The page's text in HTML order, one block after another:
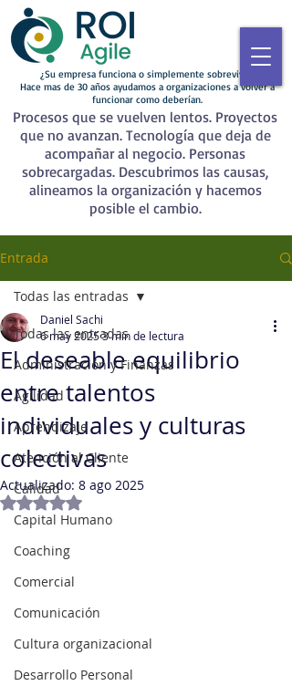
¿Su empresa funciona o simplemente sobrevive?
Hace mas de 30 años ayudamos a organizaciones a volver a
funcionar como deberían.
Procesos que se vuelven lentos. Proyectos
que no avanzan. Tecnología que deja de
acompañar al negocio. Personas
sobrecargadas. Descubrimos las causas,
alineamos la organización y hacemos
posible el cambio.
Entrada
Todas las entradas
Administración y Finanzas
Agilidad
Aprendizaje
Atención al Cliente
Calidad
Capital Humano
Coaching
Comercial
Comunicación
Cultura organizacional
Desarrollo Personal
Todas las entradas
El deseable equilibrio
entre talentos
individuales y culturas
colectivas
Daniel Sachi
6 may 20253 min de lectura
Actualizado: 8 ago 2025
Obtuvo NaN de 5 estrellas.